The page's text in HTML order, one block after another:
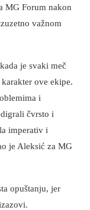
MG Forum nakon
važnom
je svaki meč
ove ekipe.
i
čvrsto i
imperativ i
je Aleksić za MG
opuštanju, jer